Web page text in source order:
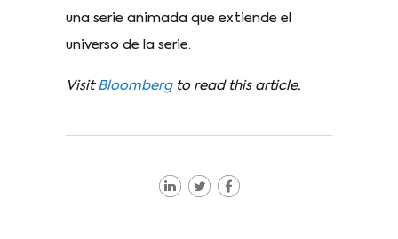
una serie animada que extiende el
universo de la serie.
Visit Bloomberg to read this article.